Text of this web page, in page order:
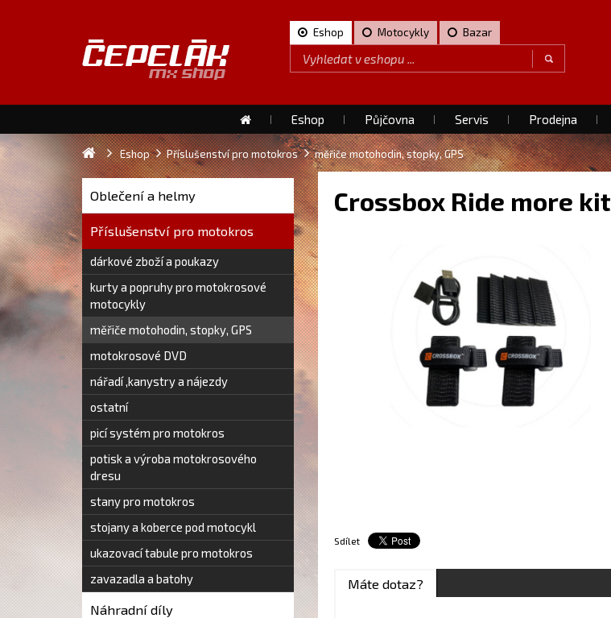
Eshop Motocykly Bazar
Eshop Půjčovna Servis Prodejna
Eshop Příslušenství pro motokros měřiče motohodin, stopky, GPS
Oblečení a helmy
Příslušenství pro motokros
dárkové zboží a poukazy
kurty a popruhy pro motokrosové
motocykly
měřiče motohodin, stopky, GPS
motokrosové DVD
nářadí ,kanystry a nájezdy
ostatní
picí systém pro motokros
potisk a výroba motokrosového
dresu
stany pro motokros
stojany a koberce pod motocykl
ukazovací tabule pro motokros
zavazadla a batohy
Náhradní díly
Crossbox Ride more kit
Sdílet
Máte dotaz?